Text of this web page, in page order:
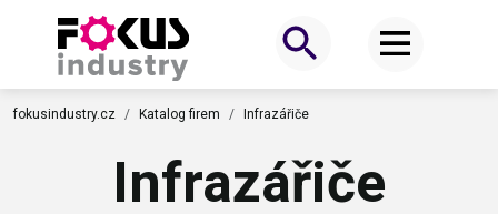
fokusindustry.cz Katalog firem Infrazářiče
Infrazářiče